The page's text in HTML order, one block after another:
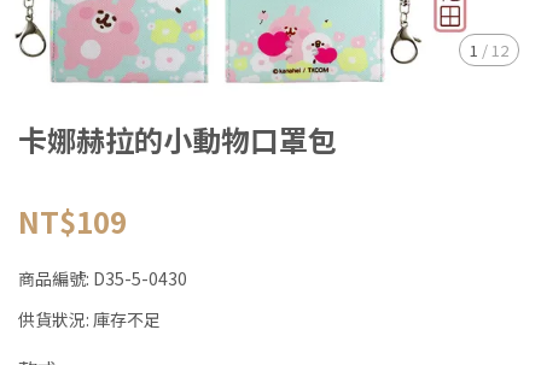
1 / 12
卡娜赫拉的小動物口罩包
NT$109
商品編號: D35-5-0430
供貨狀況: 庫存不足